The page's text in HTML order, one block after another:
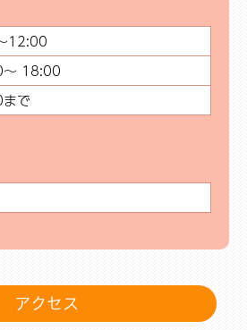
12:00
18:00
で
アクセス